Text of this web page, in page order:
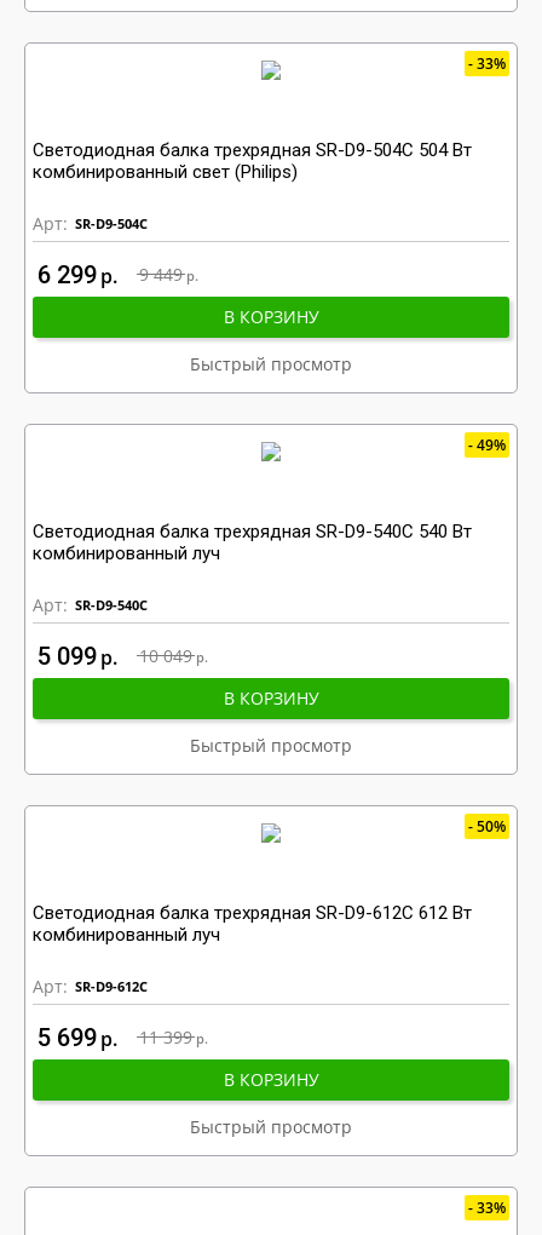
33%
Светодиодная балка трехрядная SR-D9-504C 504 Вт
комбинированный свет (Philips)
Арт: SR-D9-504C
9 449 р
6 299р
В КОРЗИНУ
Быстрый просмотр
49%
Светодиодная балка трехрядная SR-D9-540C 540 Вт
комбинированный луч
Арт: SR-D9-540C
10 049 р
5 099р
В КОРЗИНУ
Быстрый просмотр
50%
Светодиодная балка трехрядная SR-D9-612C 612 Вт
комбинированный луч
Арт: SR-D9-612C
11 399 р
5 699р
В КОРЗИНУ
Быстрый просмотр
33%